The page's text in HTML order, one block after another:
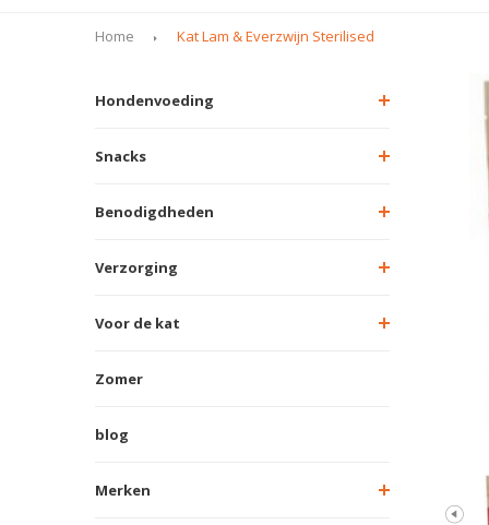
Home Kat Lam & Everzwijn Sterilised
Hondenvoeding
Snacks
Benodigdheden
Verzorging
Voor de kat
Zomer
blog
Merken